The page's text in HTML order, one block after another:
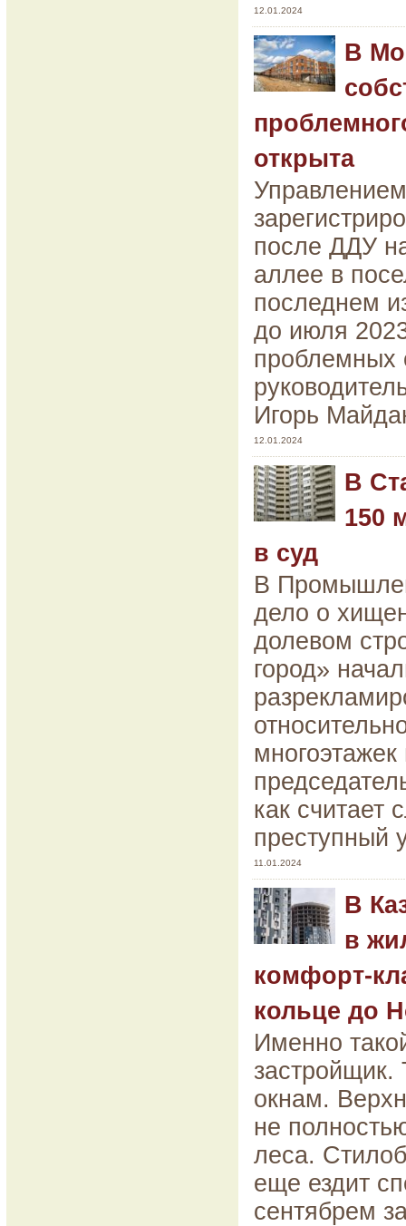
12.01.2024
В
открыта
после ДДУ
аллее в
последнем
до июля
проблемных
Игорь
12.01.2024
В
150
в суд
В
дело о
долевом
город»
как считает
преступный
11.01.2024
В
в
комфорт-
кольце до
Именно
окнам.
не
леса.
еще ездит
сентябрем